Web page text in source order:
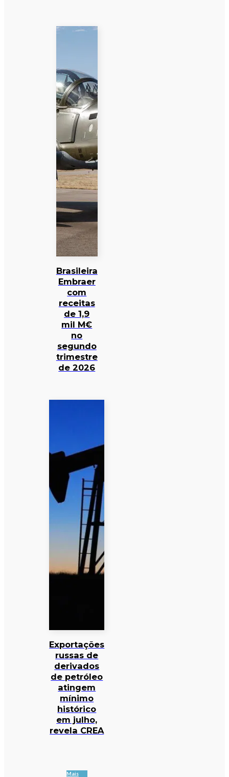
Brasileira
Embraer
com
receitas
de 1,9
mil M€
no
segundo
trimestre
de 2026
Exportações
russas de
derivados
de petróleo
atingem
mínimo
histórico
em julho,
revela CREA
Mais